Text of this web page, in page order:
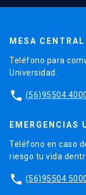
MESA CENTRAL
Teléfono para
Universidad.
phone (56)95504
EMERGENCIAS
Teléfono en caso
riesgo tu vida
phone (56)95504